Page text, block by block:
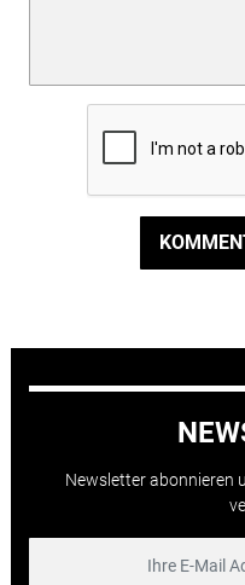
Newsletter abonnieren